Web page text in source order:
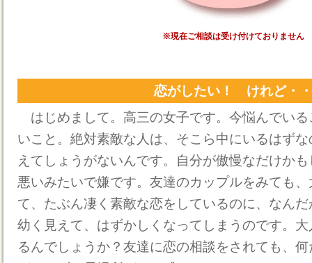
※現在ご相談は受け付けておりません
恋がしたい！ けれど・・
はじめまして。高三の女子です。今悩んでい
いこと。絶対素敵な人は、そこら中にいるはず
えてしょうがないんです。自分が傲慢なだけか
悪いみたいで嫌です。友達のカップルをみても
て、たぶん凄く素敵な恋をしているのに、なん
幼く見えて、はずかしくなってしまうのです。
るんでしょうか？友達に恋の相談をされても、